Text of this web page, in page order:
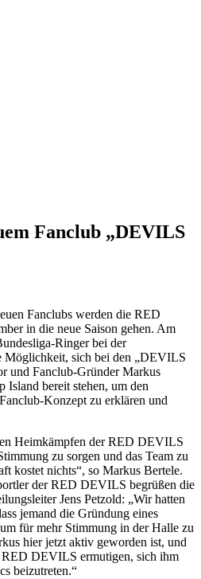
Fanclub „DEVILS
Fanclubs werden die RED
in die neue Saison gehen. Am
Ringer bei der
Möglichkeit, sich bei den „DEVILS
und Fanclub-Gründer Markus
bereit stehen, um den
Konzept zu erklären und
Heimkämpfen der RED DEVILS
zu sorgen und das Team zu
kostet nichts“, so Markus Bertele.
der RED DEVILS begrüßen die
Jens Petzold: „Wir hatten
jemand die Gründung eines
für mehr Stimmung in der Halle zu
hier jetzt aktiv geworden ist, und
DEVILS ermutigen, sich ihm
beizutreten.“